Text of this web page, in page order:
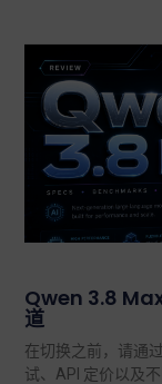
Qwen 3.8
道
在切换之前，请通
试、API 定价以及